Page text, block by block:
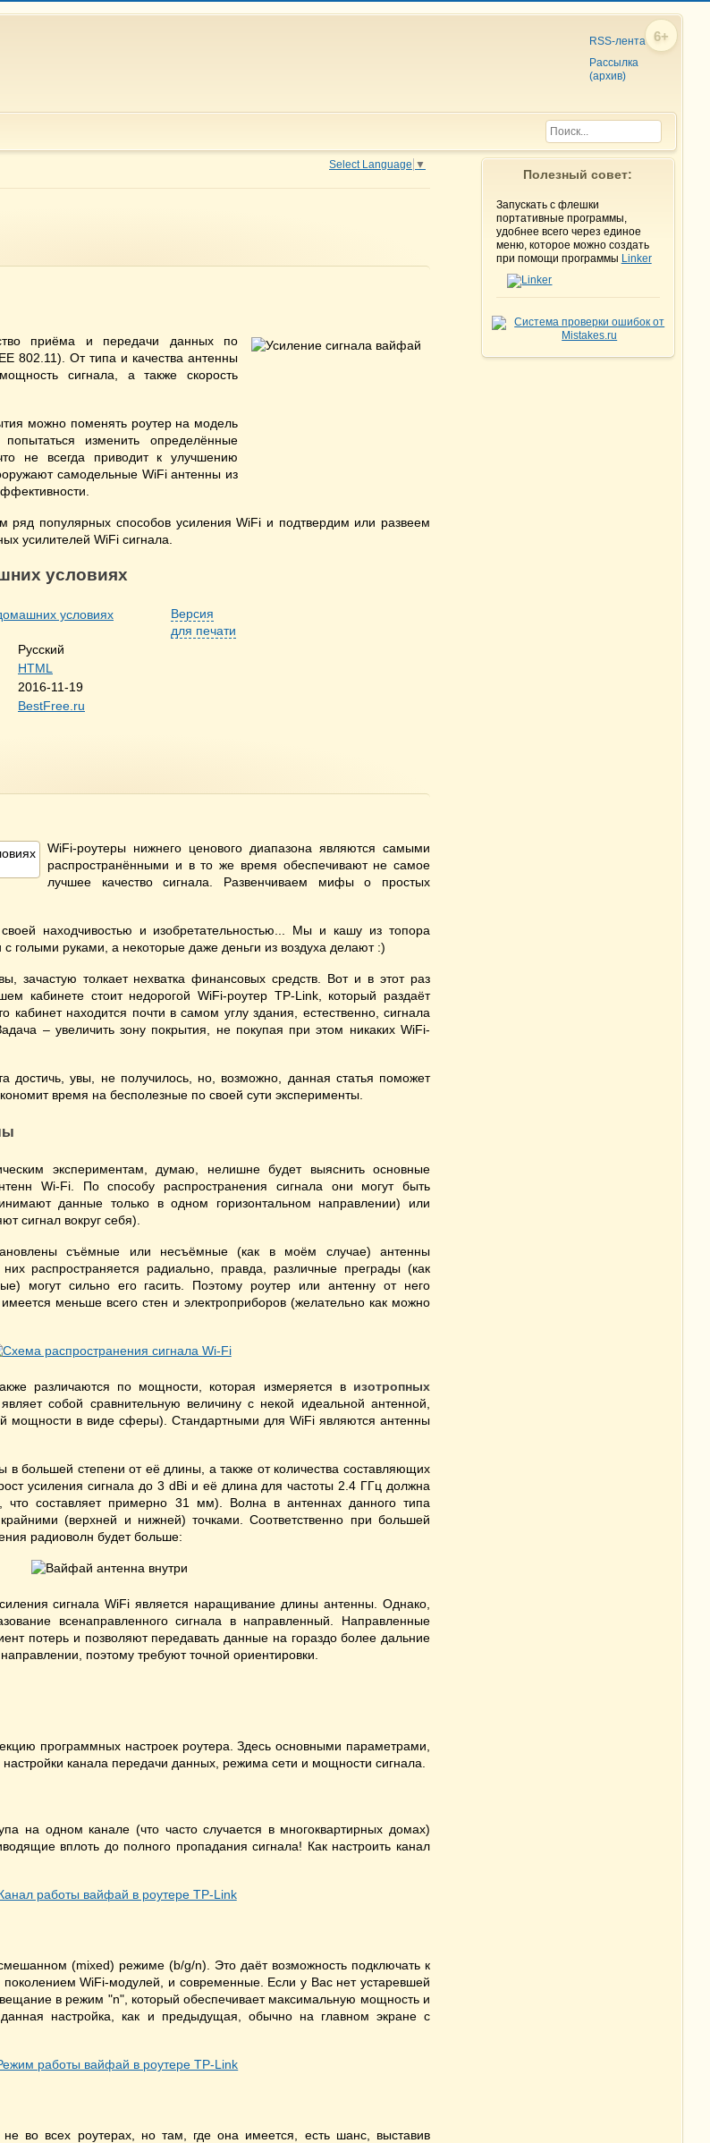
6+
RSS-лента
Рассылка
(архив)
Select Language ▼
приёма и передачи данных по
802.11). От типа и качества антенны
сигнала, а также скорость
можно поменять роутер на модель
изменить определённые
не всегда приводит к улучшению
самодельные WiFi антенны из
ряд популярных способов усиления WiFi и подтвердим или развеем
усилителей WiFi сигнала.
условиях
Версия
для печати
Русский
HTML
2016-11-19
BestFree.ru
WiFi-роутеры нижнего ценового диапазона являются самыми
распространёнными и в то же время обеспечивают не самое
лучшее качество сигнала. Развенчиваем мифы о простых
своей находчивостью и изобретательностью... Мы и кашу из топора
голыми руками, а некоторые даже деньги из воздуха делают :)
зачастую толкает нехватка финансовых средств. Вот и в этот раз
кабинете стоит недорогой WiFi-роутер TP-Link, который раздаёт
кабинет находится почти в самом углу здания, естественно, сигнала
– увеличить зону покрытия, не покупая при этом никаких WiFi-
достичь, увы, не получилось, но, возможно, данная статья поможет
время на бесполезные по своей сути эксперименты.
экспериментам, думаю, нелишне будет выяснить основные
Wi-Fi. По способу распространения сигнала они могут быть
данные только в одном горизонтальном направлении) или
сигнал вокруг себя).
съёмные или несъёмные (как в моём случае) антенны
распространяется радиально, правда, различные преграды (как
могут сильно его гасить. Поэтому роутер или антенну от него
меньше всего стен и электроприборов (желательно как можно
различаются по мощности, которая измеряется в изотропных
собой сравнительную величину с некой идеальной антенной,
мощности в виде сферы). Стандартными для WiFi являются антенны
в большей степени от её длины, а также от количества составляющих
усиления сигнала до 3 dBi и её длина для частоты 2.4 ГГц должна
что составляет примерно 31 мм). Волна в антеннах данного типа
(верхней и нижней) точками. Соответственно при большей
радиоволн будет больше:
сигнала WiFi является наращивание длины антенны. Однако,
всенаправленного сигнала в направленный. Направленные
потерь и позволяют передавать данные на гораздо более дальние
поэтому требуют точной ориентировки.
программных настроек роутера. Здесь основными параметрами,
канала передачи данных, режима сети и мощности сигнала.
на одном канале (что часто случается в многоквартирных домах)
вплоть до полного пропадания сигнала! Как настроить канал
(mixed) режиме (b/g/n). Это даёт возможность подключать к
поколением WiFi-модулей, и современные. Если у Вас нет устаревшей
в режим "n", который обеспечивает максимальную мощность и
данная настройка, как и предыдущая, обычно на главном экране с
во всех роутерах, но там, где она имеется, есть шанс, выставив
Полезный совет:
Запускать с флешки
портативные программы,
удобнее всего через единое
меню, которое можно создать
при помощи программы Linker